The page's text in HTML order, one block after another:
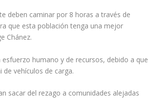
deben caminar por 8 horas a través de
que esta población tenga una mejor
Chánez.
humano y de recursos, debido a que
vehículos de carga.
sacar del rezago a comunidades alejadas